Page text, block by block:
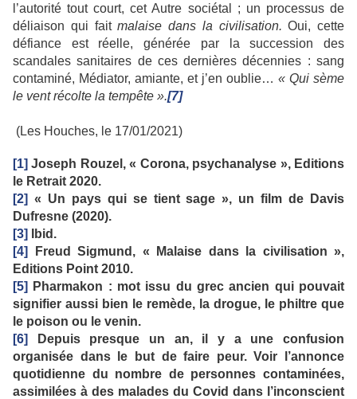
l’autorité tout court, cet Autre sociétal ; un processus de
déliaison qui faitmalaise dans la civilisation.Oui, cette
défiance est réelle, générée par la succession des
scandales sanitaires de ces dernières décennies : sang
contaminé, Médiator, amiante, et j’en oublie… « Qui sème
le vent récolte la tempête ».[7]
(Les Houches, le 17/01/2021)
[1] Joseph Rouzel, « Corona, psychanalyse », Editions
le Retrait 2020.
[2] « Un pays qui se tient sage », un film de Davis
Dufresne (2020).
[3]
Ibid.
[4]
Freud Sigmund, « Malaise dans la civilisation »,
Editions Point 2010.
[5]
Pharmakon : mot issu du grec ancien qui pouvait
signifier aussi bien le remède, la drogue, le philtre que
le poison ou le venin.
[6]
Depuis presque un an, il y a une confusion
organisée dans le but de faire peur. Voir l’annonce
quotidienne du nombre de personnes contaminées,
assimilées à des malades du Covid dans l’inconscient